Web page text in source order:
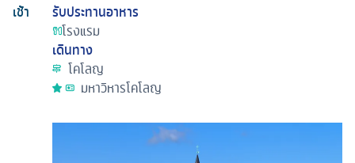
เช้า
รับประทานอาหาร
โรงแรม
เดินทาง
โคโลญ
มหาวิหารโคโลญ